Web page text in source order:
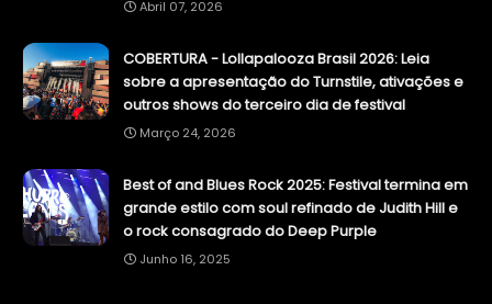
Abril 07, 2026
COBERTURA - Lollapalooza Brasil 2026: Leia
sobre a apresentação do Turnstile, ativações e
outros shows do terceiro dia de festival
Março 24, 2026
Best of and Blues Rock 2025: Festival termina em
grande estilo com soul refinado de Judith Hill e
o rock consagrado do Deep Purple
Junho 16, 2025